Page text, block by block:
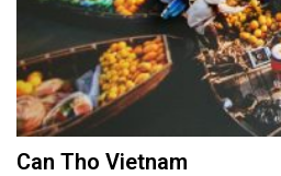
Can Tho Vietnam